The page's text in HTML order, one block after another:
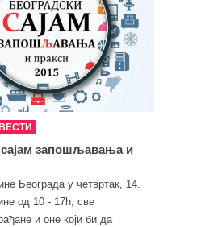
сајам запошљавања и
Београда у четвртак, 14.
од 10 - 17h, све
и оне који би да